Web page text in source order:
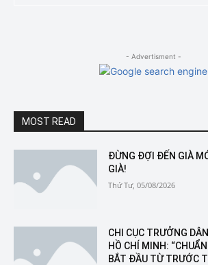
- Advertisment -
MOST READ
ĐỪNG ĐỢI ĐẾN GIÀ
GIÀ!
Thứ Tư, 05/08/2026
CHI CỤC TRƯỞNG
HỒ CHÍ MINH:
BẮT ĐẦU TỪ TRƯỚC